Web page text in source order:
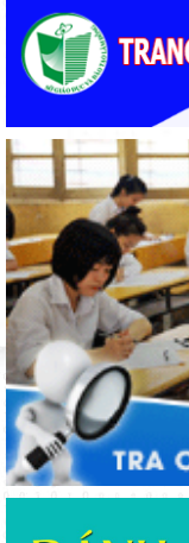
giáo viên
phòng, chống đuối
Từ khát vọng dân giàu, nước mạnh đến lý luận kinh tế thị
trường định hướng
thông nguồn lực,
và hết)
Lâm Đồng tạo nền
Bộ Giáo dục và Đào tạo triển khai 100 ngày tháo gỡ các điểm
nghẽn về chuyển đổi
tạo nguồn nhân lực y
Từ khát vọng dân giàu, nước mạnh đến lý luận kinh tế thị
trường định hướng
định tư tưởng Hồ Chí